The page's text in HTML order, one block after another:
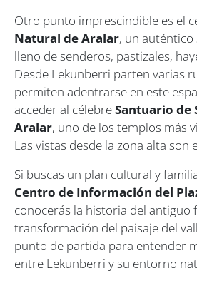
Otro punto imprescindible es el
Natural de Aralar, un
lleno de senderos, pastizales,
Desde Lekunberri parten varias
permiten adentrarse en este
acceder al célebreSantuario de
Aralar, uno de los templos más
Las vistas desde la zona alta son
Si buscas un plan cultural y
Centro de Información del
conocerás la historia del antiguo
transformación del paisaje del
punto de partida para entender
entre Lekunberri y su entorno